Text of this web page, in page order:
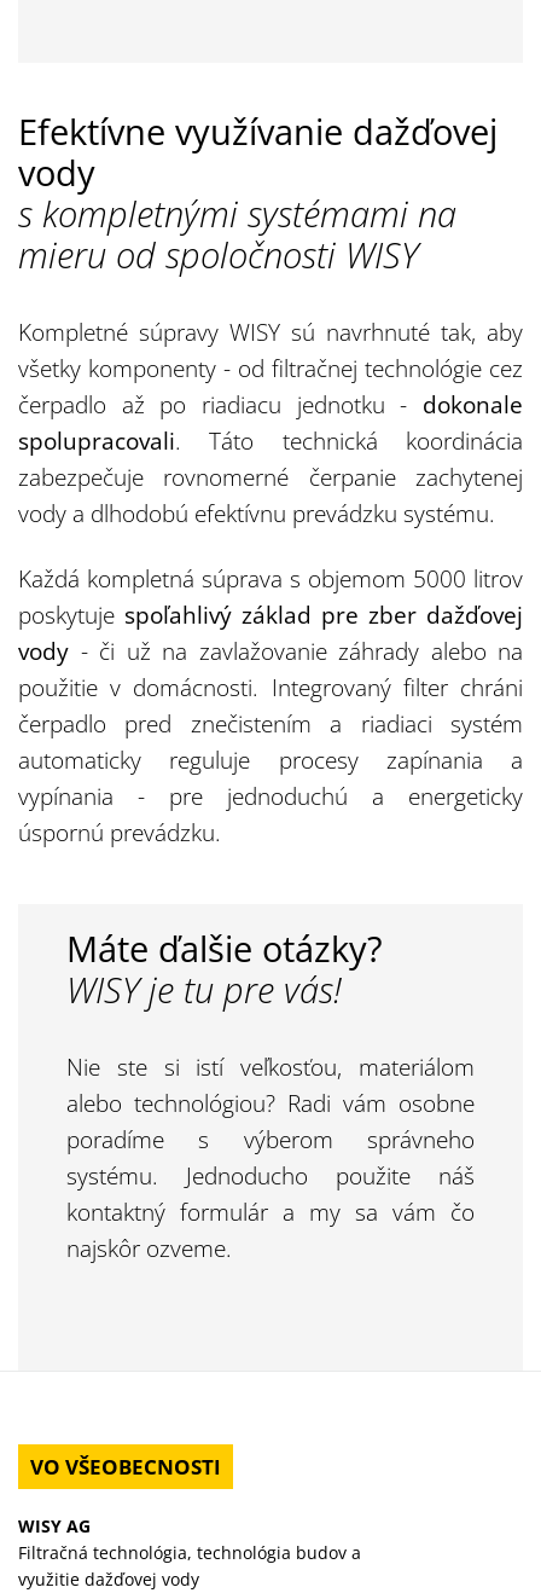
Efektívne využívanie dažďovej
vody
s kompletnými systémami na
mieru od spoločnosti WISY
Kompletné súpravy WISY sú navrhnuté tak, aby
všetky komponenty - od filtračnej technológie cez
čerpadlo až po riadiacu jednotku - dokonale
spolupracovali. Táto technická koordinácia
zabezpečuje rovnomerné čerpanie zachytenej
vody a dlhodobú efektívnu prevádzku systému.
Každá kompletná súprava s objemom 5000 litrov
poskytuje spoľahlivý základ pre zber dažďovej
vody - či už na zavlažovanie záhrady alebo na
použitie v domácnosti. Integrovaný filter chráni
čerpadlo pred znečistením a riadiaci systém
automaticky reguluje procesy zapínania a
vypínania - pre jednoduchú a energeticky
úspornú prevádzku.
Máte ďalšie otázky?
WISY je tu pre vás!
Nie ste si istí veľkosťou, materiálom
alebo technológiou? Radi vám osobne
poradíme s výberom správneho
systému. Jednoducho použite náš
kontaktný formulár a my sa vám čo
najskôr ozveme.
VO VŠEOBECNOSTI
WISY AG
Filtračná technológia, technológia budov a
využitie dažďovej vody